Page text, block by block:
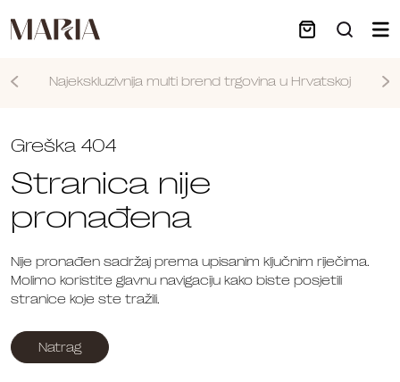
Najekskluzivnija multi brend trgovina u Hrvatskoj
Greška 404
Stranica nije
pronađena
Nije pronađen sadržaj prema upisanim ključnim riječima.
Molimo koristite glavnu navigaciju kako biste posjetili
stranice koje ste tražili.
Natrag